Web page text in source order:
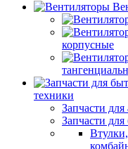
корпусные
техники
Запчасти для
Запчасти